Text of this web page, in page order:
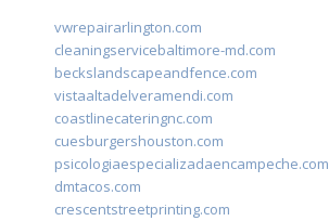
vwrepairarlington.com
cleaningservicebaltimore-md.com
beckslandscapeandfence.com
vistaaltadelveramendi.com
coastlinecateringnc.com
cuesburgershouston.com
psicologiaespecializadaencampeche.com
dmtacos.com
crescentstreetprinting.com